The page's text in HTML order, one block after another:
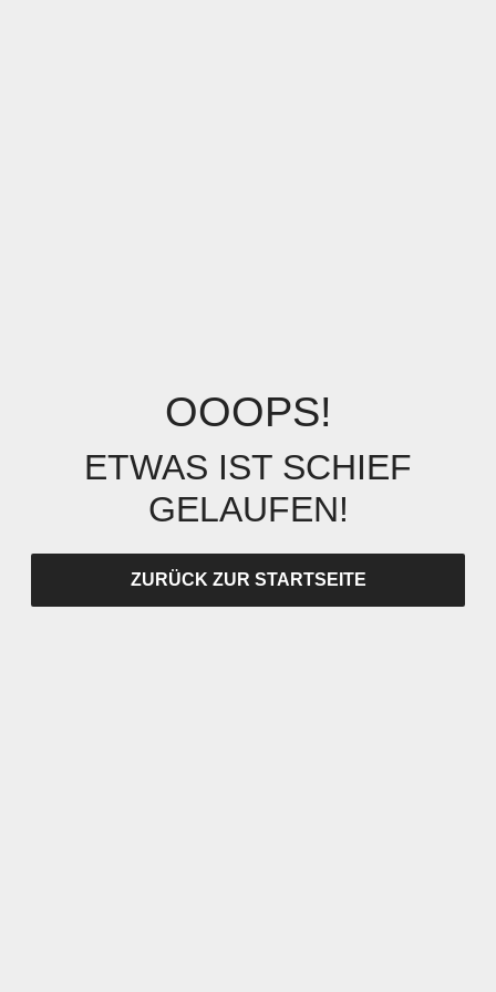
OOOPS!
ETWAS IST SCHIEF
GELAUFEN!
ZURÜCK ZUR STARTSEITE